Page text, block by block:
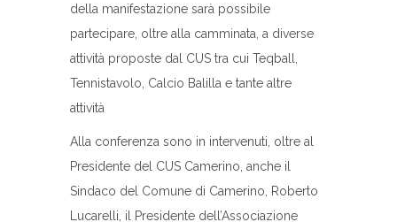
della manifestazione sarà possibile
partecipare, oltre alla camminata, a diverse
attività proposte dal CUS tra cui Teqball,
Tennistavolo, Calcio Balilla e tante altre
attività
Alla conferenza sono in intervenuti, oltre al
Presidente del CUS Camerino, anche il
Sindaco del Comune di Camerino, Roberto
Lucarelli, il Presidente dell’Associazione